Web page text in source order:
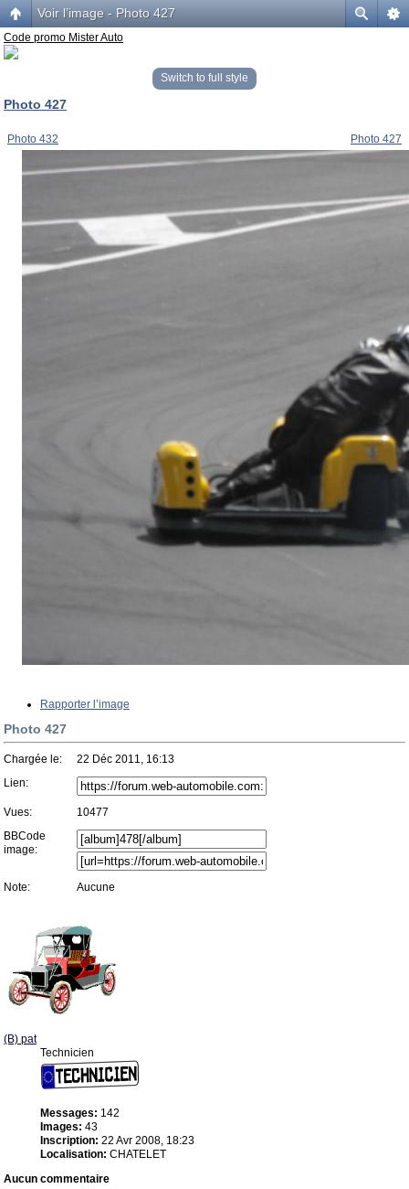
Voir l’image - Photo 427
Code promo Mister Auto
Switch to full style
Photo 427
Photo 432 Photo 427
Rapporter l’image
Photo 427
Chargée le:
22 Déc 2011, 16:13
Lien:
Vues:
10477
BBCode
image:
Note: Aucune
(B) pat
Technicien
Messages: 142
Images: 43
Inscription: 22 Avr 2008, 18:23
Localisation: CHATELET
Aucun commentaire